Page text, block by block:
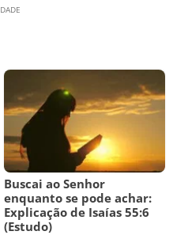
Buscai ao Senhor
enquanto se pode achar:
Explicação de Isaías 55:6
(Estudo)